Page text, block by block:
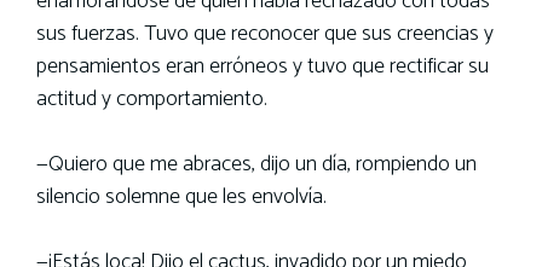
sus fuerzas. Tuvo que reconocer que sus creencias y
pensamientos eran erróneos y tuvo que rectificar su
actitud y comportamiento.
—Quiero que me abraces, dijo un día, rompiendo un
silencio solemne que les envolvía.